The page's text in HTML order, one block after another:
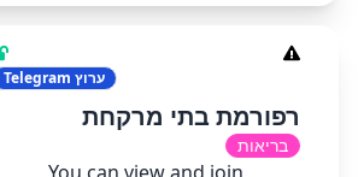
ערוץ
רפורמת בתי מרקחת
בריאות